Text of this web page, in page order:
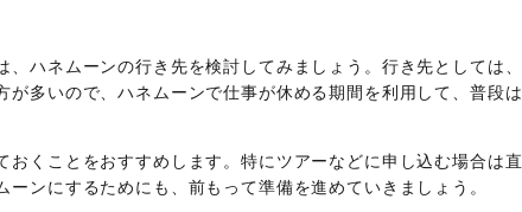
ハネムーンの行き先を検討してみましょう。行き先としては、
多いので、ハネムーンで仕事が休める期間を利用して、普段は
くことをおすすめします。特にツアーなどに申し込む場合は直
ンにするためにも、前もって準備を進めていきましょう。